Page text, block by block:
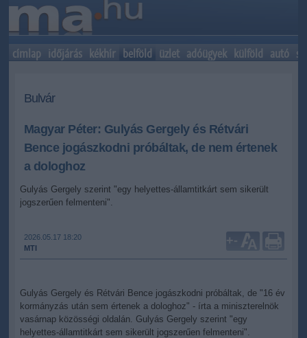
címlap időjárás kékhír belföld üzlet adóügyek külföld autó
Bulvár
Magyar Péter: Gulyás Gergely és Rétvári
Bence jogászkodni próbáltak, de nem értenek
a dologhoz
Gulyás Gergely szerint "egy helyettes-államtitkárt sem sikerült
jogszerűen felmenteni".
2026.05.17 18:20
MTI
+-
Gulyás Gergely és Rétvári Bence jogászkodni próbáltak, de "16 év
kormányzás után sem értenek a dologhoz" - írta a miniszterelnök
vasárnap közösségi oldalán. Gulyás Gergely szerint "egy
helyettes-államtitkárt sem sikerült jogszerűen felmenteni".